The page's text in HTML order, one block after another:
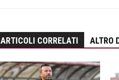
ARTICOLI CORRELATI ALTRO